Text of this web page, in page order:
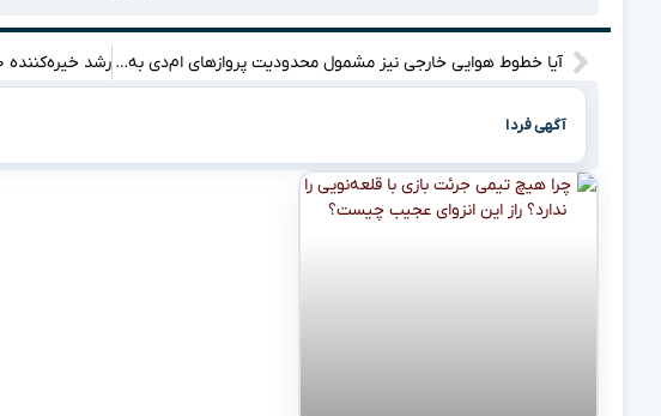
آیا خطوط هوایی خارجی نیز مشمول محدودیت پروازهای ام‌دی به عراق می‌شوند؟
آگهی فردا